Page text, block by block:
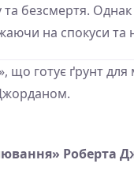
безсмертя. Однак
на спокуси та
готує ґрунт для
Роберта